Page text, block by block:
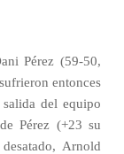
Pérez (59-50,
entonces
del equipo
Pérez (+23 su
Arnold